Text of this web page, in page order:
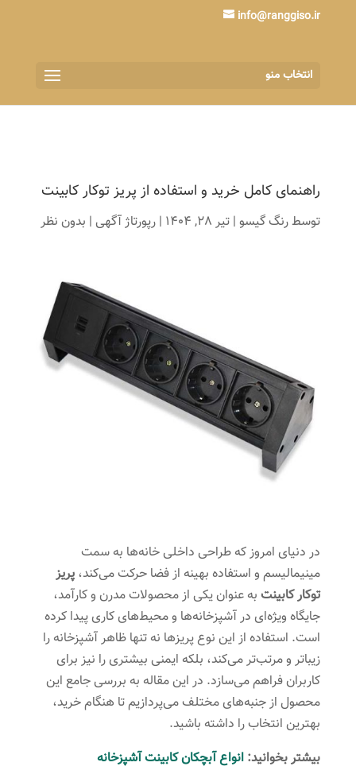
info@ranggiso.ir
انتخاب منو
راهنمای کامل خرید و استفاده از پریز توکار کابینت
توسطرنگ گیسو| تیر 28, 1404 | رپورتاژ آگهی| بدون نظر
در دنیای امروز که طراحی داخلی خانه‌ها به سمت
مینیمالیسم و استفاده بهینه از فضا حرکت می‌کند، پریز
توکار کابینتبه عنوان یکی از محصولات مدرن و کارآمد،
جایگاه ویژه‌ای در آشپزخانه‌ها و محیط‌های کاری پیدا کرده
است. استفاده از این نوع پریزها نه تنها ظاهر آشپزخانه را
زیباتر و مرتب‌تر می‌کند، بلکه ایمنی بیشتری را نیز برای
کاربران فراهم می‌سازد. در این مقاله به بررسی جامع این
محصول از جنبه‌های مختلف می‌پردازیم تا هنگام خرید،
بهترین انتخاب را داشته باشید.
بیشتر بخوانید: انواع آبچکان کابینت آشپزخانه